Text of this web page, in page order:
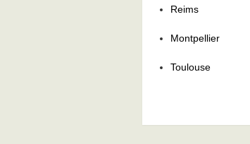
Reims
Montpellier
Toulouse